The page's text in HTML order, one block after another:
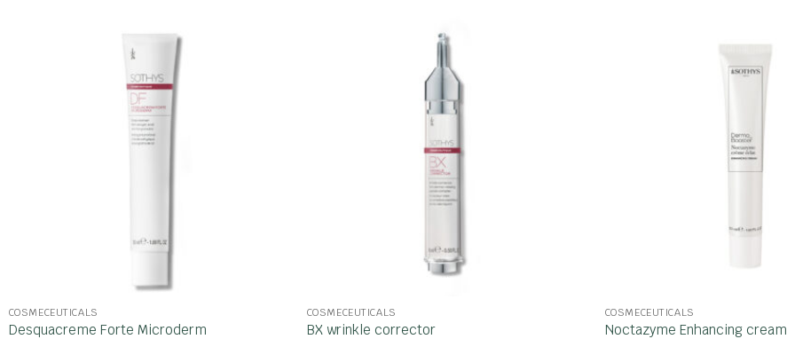
COSMECEUTICALS
Desquacreme Forte Microderm
COSMECEUTICALS
BX wrinkle corrector
COSMECEUTICALS
Noctazyme Enhancing cream